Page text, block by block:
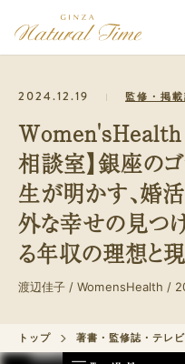
2024.12.19 監修・掲
Women'sHealth
相談室】銀座のゴ
生が明かす、婚
外な幸せの見つ
る年収の理想と
渡辺佳子 / WomensHealth /
トップ 著書・監修誌・テレ